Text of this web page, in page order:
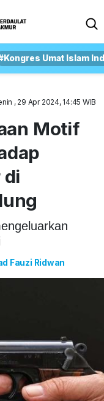
Umat Islam
, 29 Apr 2024, 14:45 WIB
Motif
di
Fauzi Ridwan